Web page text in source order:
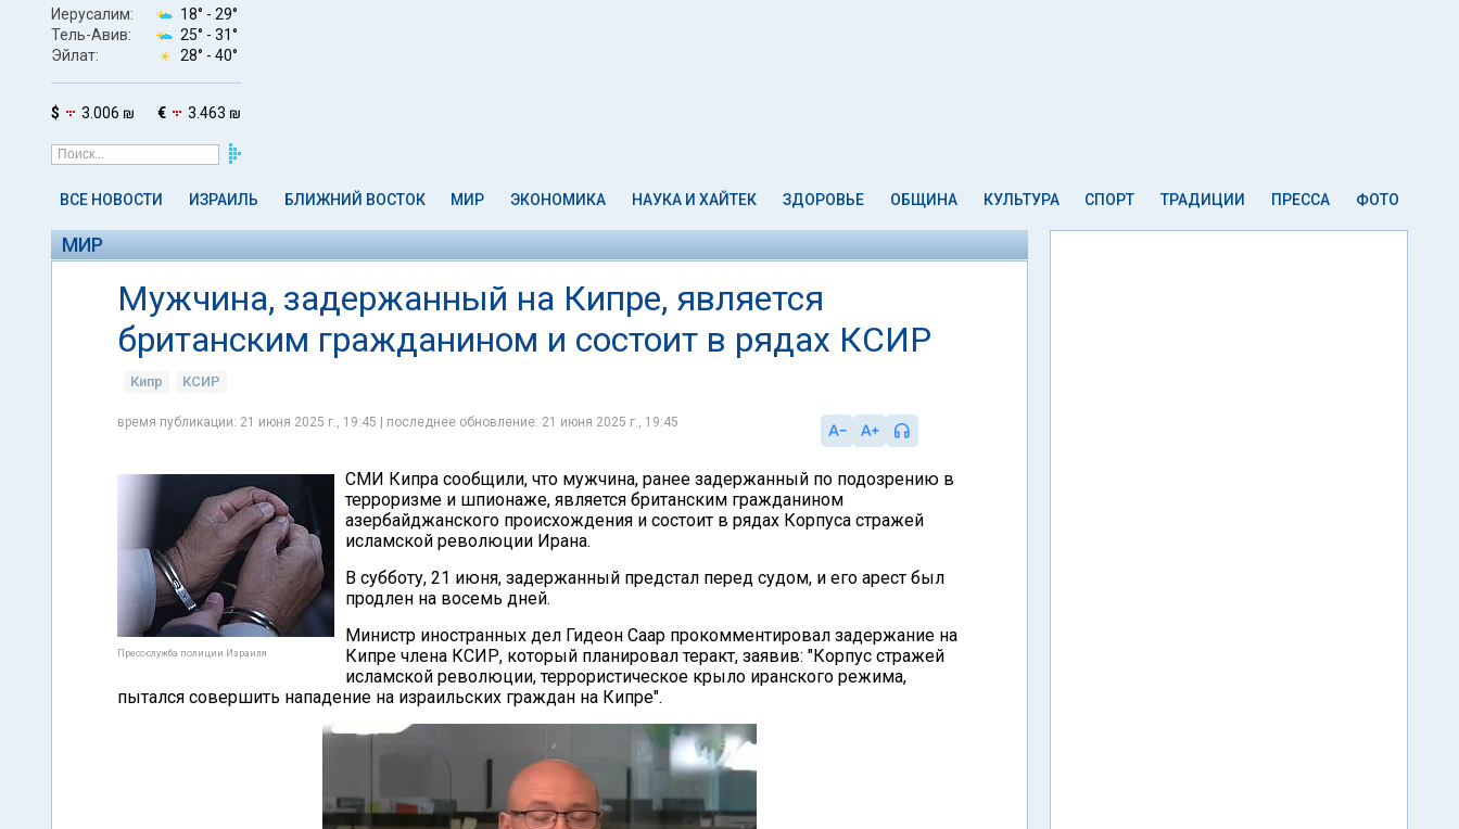
Иерусалим: 18° - 29°
Тель-Авив:
25° - 31°
Эйлат:
28° - 40°
$ 3.006 ₪ € 3.463 ₪
ВСЕ НОВОСТИ ИЗРАИЛЬ БЛИЖНИЙ ВОСТОК МИР ЭКОНОМИКА НАУКА И ХАЙТЕК ЗДОРОВЬЕ ОБЩИНА КУЛЬТУРА СПОРТ ТРАДИЦИИ ПРЕССА ФОТО
МИР
Мужчина, задержанный на Кипре, является
британским гражданином и состоит в рядах КСИР
Кипр КСИР
время публикации: 21 июня 2025 г., 19:45 | последнее обновление: 21 июня 2025 г., 19:45
Пресс-служба полиции Израиля
СМИ Кипра сообщили, что мужчина, ранее задержанный по подозрению в
терроризме и шпионаже, является британским гражданином
азербайджанского происхождения и состоит в рядах Корпуса стражей
исламской революции Ирана.
В субботу, 21 июня, задержанный предстал перед судом, и его арест был
продлен на восемь дней.
Министр иностранных дел Гидеон Саар прокомментировал задержание на
Кипре члена КСИР, который планировал теракт, заявив: "Корпус стражей
исламской революции, террористическое крыло иранского режима,
пытался совершить нападение на израильских граждан на Кипре".